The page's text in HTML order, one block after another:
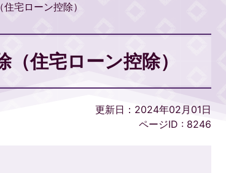
宅ローン控除）
住宅ローン控除）
更新日：2024年02月01日
ページID : 8246